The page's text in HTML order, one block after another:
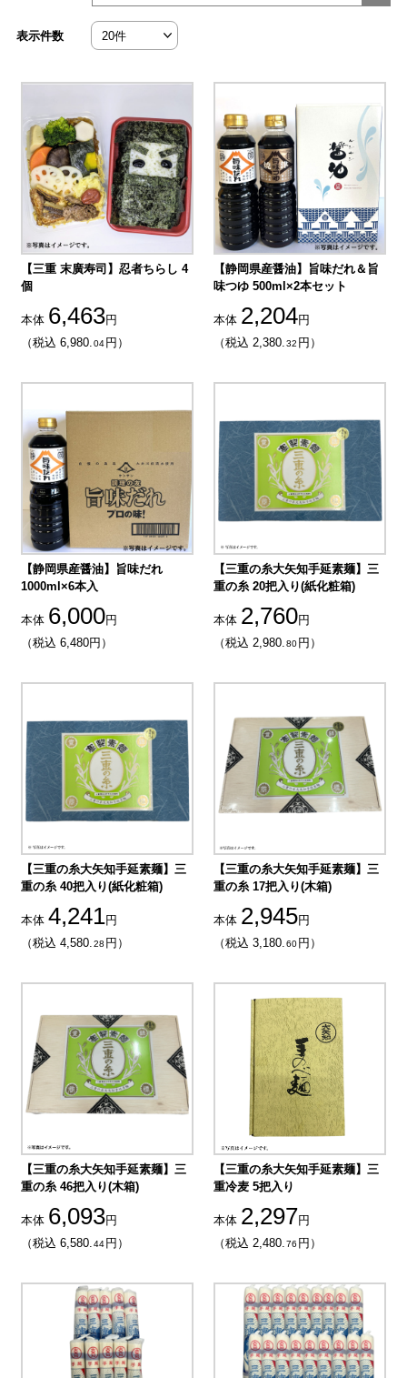
表示件数
【三重 末廣寿司】忍者ちらし 4
個
本体 6,463円
（税込 6,980.04 円）
【静岡県産醤油】旨味だれ＆旨
味つゆ 500ml×2本セット
本体 2,204円
（税込 2,380.32 円）
【静岡県産醤油】旨味だれ
1000ml×6本入
本体 6,000円
（税込 6,480円）
【三重の糸大矢知手延素麺】三
重の糸 20把入り(紙化粧箱)
本体 2,760円
（税込 2,980.80 円）
【三重の糸大矢知手延素麺】三
重の糸 40把入り(紙化粧箱)
本体 4,241円
（税込 4,580.28 円）
【三重の糸大矢知手延素麺】三
重の糸 17把入り(木箱)
本体 2,945円
（税込 3,180.60 円）
【三重の糸大矢知手延素麺】三
重の糸 46把入り(木箱)
本体 6,093円
（税込 6,580.44 円）
【三重の糸大矢知手延素麺】三
重冷麦 5把入り
本体 2,297円
（税込 2,480.76 円）